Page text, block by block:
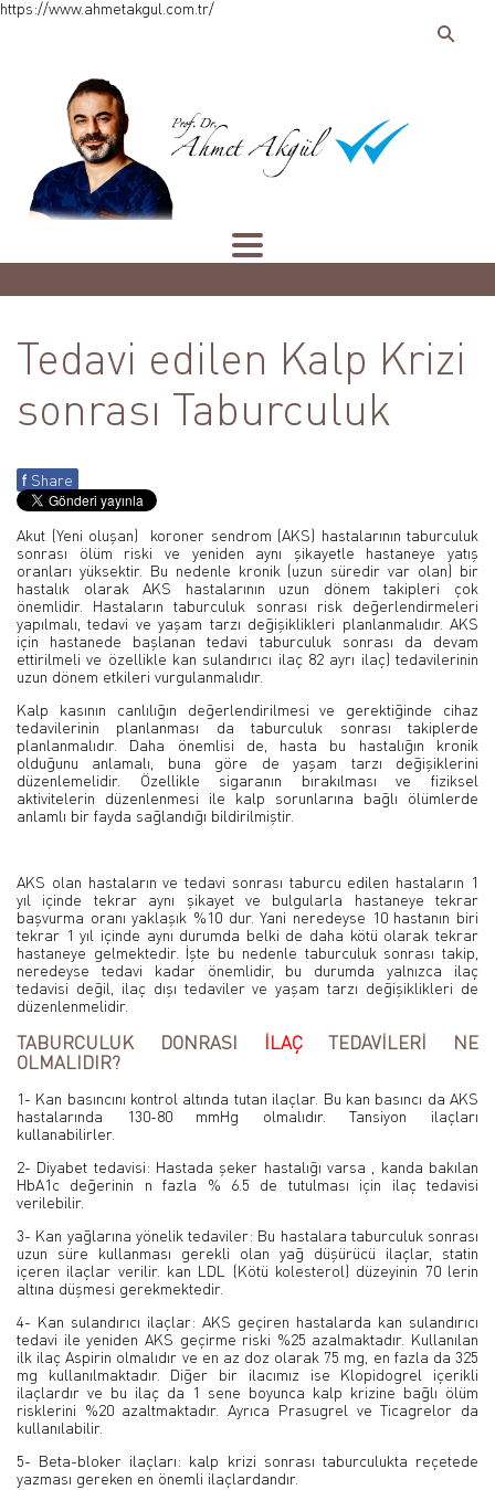
https://www.ahmetakgul.com.tr/
Tedavi edilen Kalp Krizi
sonrası Taburculuk
f Share
Akut (Yeni oluşan) koroner sendrom (AKS) hastalarının taburculuk
sonrası ölüm riski ve yeniden aynı şikayetle hastaneye yatış
oranları yüksektir. Bu nedenle kronik (uzun süredir var olan) bir
hastalık olarak AKS hastalarının uzun dönem takipleri çok
önemlidir. Hastaların taburculuk sonrası risk değerlendirmeleri
yapılmalı, tedavi ve yaşam tarzı değişiklikleri planlanmalıdır. AKS
için hastanede başlanan tedavi taburculuk sonrası da devam
ettirilmeli ve özellikle kan sulandırıcı ilaç 82 ayrı ilaç) tedavilerinin
uzun dönem etkileri vurgulanmalıdır.
Kalp kasının canlılığın değerlendirilmesi ve gerektiğinde cihaz
tedavilerinin planlanması da taburculuk sonrası takiplerde
planlanmalıdır. Daha önemlisi de, hasta bu hastalığın kronik
olduğunu anlamalı, buna göre de yaşam tarzı değişiklerini
düzenlemelidir. Özellikle sigaranın bırakılması ve fiziksel
aktivitelerin düzenlenmesi ile kalp sorunlarına bağlı ölümlerde
anlamlı bir fayda sağlandığı bildirilmiştir.
AKS olan hastaların ve tedavi sonrası taburcu edilen hastaların 1
yıl içinde tekrar aynı şikayet ve bulgularla hastaneye tekrar
başvurma oranı yaklaşık %10 dur. Yani neredeyse 10 hastanın biri
tekrar 1 yıl içinde aynı durumda belki de daha kötü olarak tekrar
hastaneye gelmektedir. İşte bu nedenle taburculuk sonrası takip,
neredeyse tedavi kadar önemlidir, bu durumda yalnızca ilaç
tedavisi değil, ilaç dışı tedaviler ve yaşam tarzı değişiklikleri de
düzenlenmelidir.
TABURCULUK DONRASI İLAÇTEDAVİLERİ NE
OLMALIDIR?
1- Kan basıncını kontrol altında tutan ilaçlar. Bu kan basıncı da AKS
hastalarında 130-80 mmHg olmalıdır. Tansiyon ilaçları
kullanabilirler.
2- Diyabet tedavisi: Hastada şeker hastalığı varsa , kanda bakılan
HbA1c değerinin n fazla % 6.5 de tutulması için ilaç tedavisi
verilebilir.
3- Kan yağlarına yönelik tedaviler: Bu hastalara taburculuk sonrası
uzun süre kullanması gerekli olan yağ düşürücü ilaçlar, statin
içeren ilaçlar verilir. kan LDL (Kötü kolesterol) düzeyinin 70 lerin
altına düşmesi gerekmektedir.
4- Kan sulandırıcı ilaçlar: AKS geçiren hastalarda kan sulandırıcı
tedavi ile yeniden AKS geçirme riski %25 azalmaktadır. Kullanılan
ilk ilaç Aspirin olmalıdır ve en az doz olarak 75 mg, en fazla da 325
mg kullanılmaktadır. Diğer bir ilacımız ise Klopidogrel içerikli
ilaçlardır ve bu ilaç da 1 sene boyunca kalp krizine bağlı ölüm
risklerini %20 azaltmaktadır. Ayrıca Prasugrel ve Ticagrelor da
kullanılabilir.
5- Beta-bloker ilaçları: kalp krizi sonrası taburculukta reçetede
yazması gereken en önemli ilaçlardandır.